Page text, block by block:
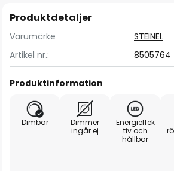
Produktdetaljer
Varumärke
STEINEL
Artikel nr.:
8505764
Produktinformation
Dimbar
Dimmer
ingår ej
Energieffek
tiv och
hållbar